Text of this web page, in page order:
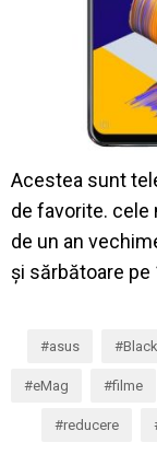
Acestea sunt
de favorite. cele
de un an
și sărbătoare pe
asus
eMag filme
reducere